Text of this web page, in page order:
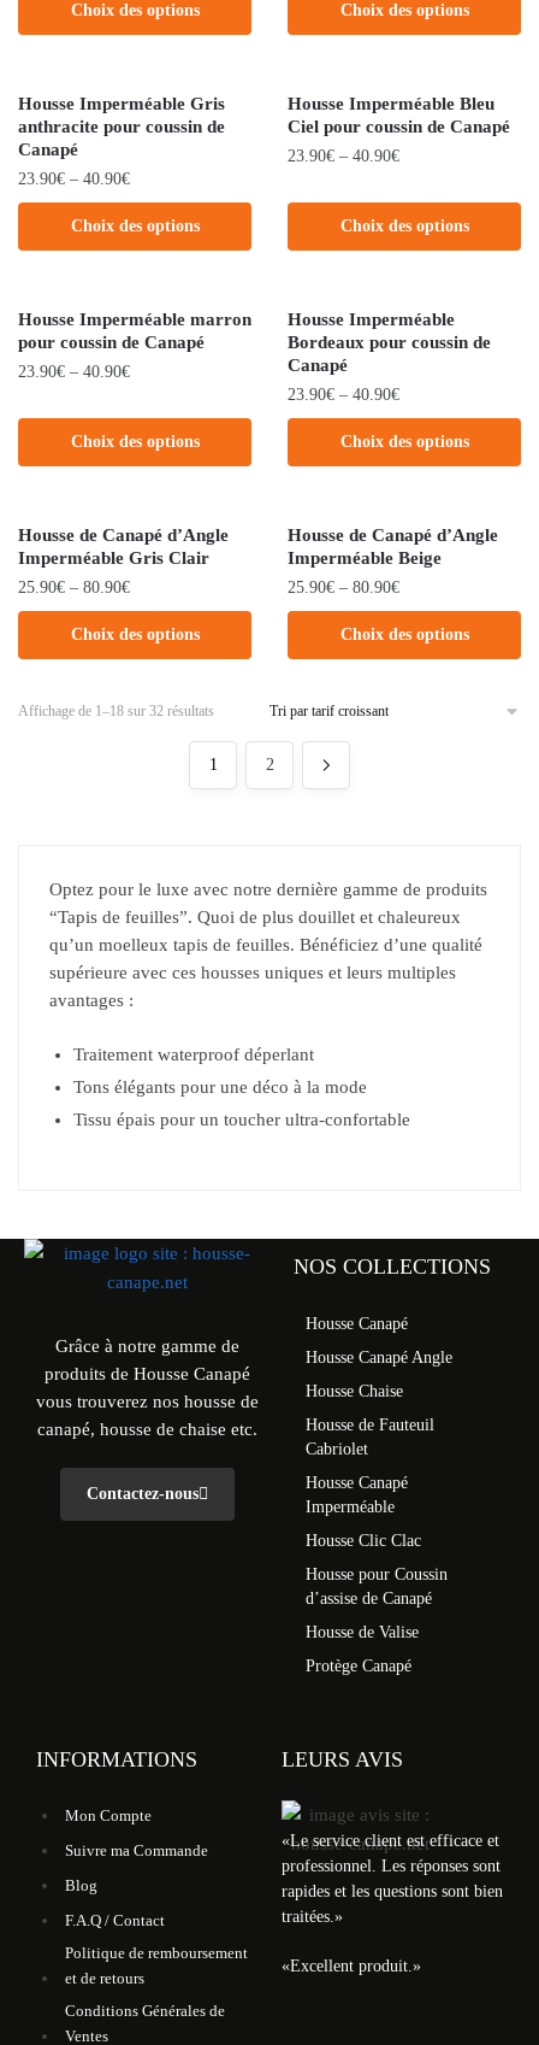
Choix des options Choix des options
Housse Imperméable Gris
anthracite pour coussin de
Canapé
23.90€ – 40.90€
Choix des options
Housse Imperméable Bleu
Ciel pour coussin de Canapé
23.90€ – 40.90€
Choix des options
Housse Imperméable marron
pour coussin de Canapé
23.90€ – 40.90€
Choix des options
Housse Imperméable
Bordeaux pour coussin de
Canapé
23.90€ – 40.90€
Choix des options
Housse de Canapé d’Angle
Imperméable Gris Clair
25.90€ – 80.90€
Choix des options
Housse de Canapé d’Angle
Imperméable Beige
25.90€ – 80.90€
Choix des options
Affichage de 1–18 sur 32 résultats
1 2
Optez pour le luxe avec notre dernière gamme de produits
“Tapis de feuilles”. Quoi de plus douillet et chaleureux
qu’un moelleux tapis de feuilles. Bénéficiez d’une qualité
supérieure avec ces housses uniques et leurs multiples
avantages :
Traitement waterproof déperlant
Tons élégants pour une déco à la mode
Tissu épais pour un toucher ultra-confortable
Grâce à notre gamme de
produits de Housse Canapé
vous trouverez nos housse de
canapé, housse de chaise etc.
Contactez-nous
NOS COLLECTIONS
Housse Canapé
Housse Canapé Angle
Housse Chaise
Housse de Fauteuil
Cabriolet
Housse Canapé
Imperméable
Housse Clic Clac
Housse pour Coussin
d’assise de Canapé
Housse de Valise
Protège Canapé
INFORMATIONS
Mon Compte
Suivre ma Commande
Blog
F.A.Q / Contact
Politique de remboursement
et de retours
Conditions Générales de
Ventes
LEURS AVIS
«Le service client est efficace et
professionnel. Les réponses sont
rapides et les questions sont bien
traitées.»
«Excellent produit. »